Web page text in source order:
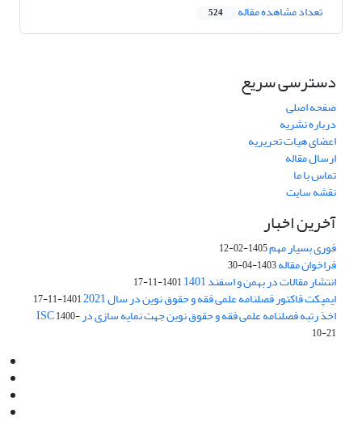
تعداد مشاهده مقاله 524
دسترسی سریع
صفحه اصلی
درباره نشریه
اعضای هیات تحریریه
ارسال مقاله
تماس با ما
نقشه سایت
آخرین اخبار
فوری بسیار مهم1405-02-12
فراخوان مقاله1403-04-30
انتشار مقالات در بهمن و اسفند 1401 1401-11-17
ایمپکت فاکتور فصلنامه علمی فقه و حقوق نوین در سال 2021 1401-11-17
اخذ رتبه فصلنامه علمی فقه و حقوق نوین جهت نمایه سازی در ISC1400-
10-21